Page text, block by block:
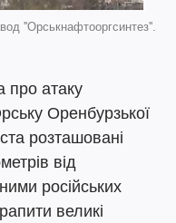
''Орськнафтооргсинтез''.
про атаку
Оренбурзької
розташовані
від
російських
великі